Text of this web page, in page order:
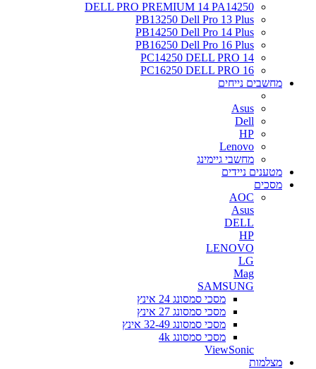
DELL PRO PREMIUM 14 PA14250
PB13250 Dell Pro 13 Plus
PB14250 Dell Pro 14 Plus
PB16250 Dell Pro 16 Plus
PC14250 DELL PRO 14
PC16250 DELL PRO 16
מחשבים נייחים
Asus
Dell
HP
Lenovo
מחשבי גיימינג
מטענים ניידים
מסכים
AOC
Asus
DELL
HP
LENOVO
LG
Mag
SAMSUNG
מסכי סמסונג 24 אינץ
מסכי סמסונג 27 אינץ
מסכי סמסונג 32-49 אינץ
מסכי סמסונג 4k
ViewSonic
מצלמות